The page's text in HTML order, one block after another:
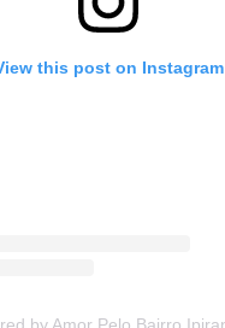
this post on Instagram